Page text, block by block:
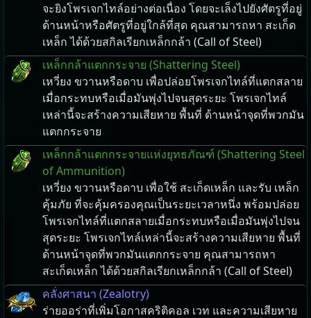
จะยิงโพรเจกไทล์อย่างต่อเนื่อง โดยจะเล็งไปยังศัตรูที่อยู่
ด้านหน้าหรือศัตรูที่อยู่ใกล้ที่สุด คุณสามารถหา สะเก็ด
เหล็ก ได้ด้วยสกิลเรียกเหล็กกล้า (Call of Steel)
เหล็กกล้าแตกกระจาย (Shattering Steel)
เหวี่ยง ขวานหรือดาบ เพื่อปล่อยโพรเจกไทล์ที่แตกสลาย
เมื่อกระทบหรือเมื่อมันพุ่งไปจนสุดระยะ โพรเจกไทล์
เหล่านี้จะสร้างความเสียหาย พื้นที่ ด้านหน้าจุดที่พวกมัน
แตกกระจาย
เหล็กกล้าแตกกระจายแห่งยุทธภัณฑ์ (Shattering Steel
of Ammunition)
เหวี่ยง ขวานหรือดาบ เพื่อใช้ สะเก็ดเหล็ก และรับ เหล็ก
คุ้มภัย ที่จะคุ้มครองคุณเป็นระยะเวลาหนึ่ง พร้อมปล่อย
โพรเจกไทล์ที่แตกสลายเมื่อกระทบหรือเมื่อมันพุ่งไปจน
สุดระยะ โพรเจกไทล์เหล่านี้จะสร้างความเสียหาย พื้นที่
ด้านหน้าจุดที่พวกมันแตกกระจาย คุณสามารถหา
สะเก็ดเหล็ก ได้ด้วยสกิลเรียกเหล็กกล้า (Call of Steel)
คลั่งศาสนา (Zealotry)
ร่ายออร่าที่เพิ่มโอกาสคริติคอล เวท และความเสียหาย